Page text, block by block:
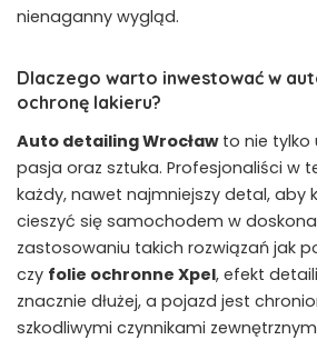
nienaganny wygląd.
Dlaczego warto inwestować w
ochronę lakieru?
Auto detailing Wrocławto nie tylko
pasja oraz sztuka. Profesjonaliści w
każdy, nawet najmniejszy detal, aby
cieszyć się samochodem w
zastosowaniu takich rozwiązań jak
czy folie ochronne Xpel, efekt
znacznie dłużej, a pojazd jest
szkodliwymi czynnikami